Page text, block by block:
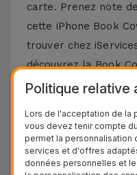
carte. Prenez note
cette iPhone Book
trouver chez
découvrez la Book
Max, mais aussi
le dernieriPhone 16
Autres détails de
iPhone
Politique relative
Lors de l'acceptation de la
vous devez tenir compte
permet la personnalisation
services et d'offres
données personnelles et